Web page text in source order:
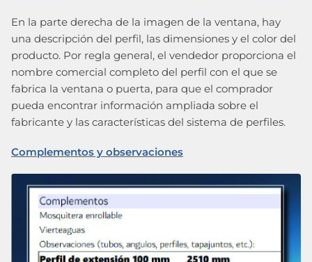
En la parte derecha de la imagen de la ventana, hay
una descripción del perfil, las dimensiones y el color del
producto. Por regla general, el vendedor proporciona el
nombre comercial completo del perfil con el que se
fabrica la ventana o puerta, para que el comprador
pueda encontrar información ampliada sobre el
fabricante y las características del sistema de perfiles.
Complementos y observaciones